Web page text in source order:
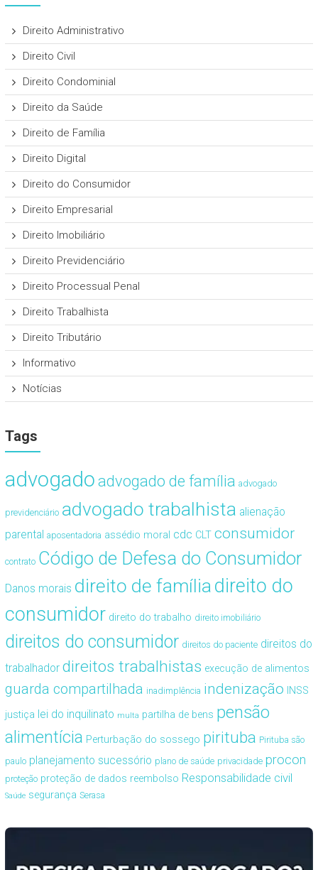
Direito Administrativo
Direito Civil
Direito Condominial
Direito da Saúde
Direito de Família
Direito Digital
Direito do Consumidor
Direito Empresarial
Direito Imobiliário
Direito Previdenciário
Direito Processual Penal
Direito Trabalhista
Direito Tributário
Informativo
Notícias
Tags
advogado advogado de família advogado
previdenciário advogado trabalhista alienação
parental aposentadoria assédio moral cdc CLT consumidor
contrato Código de Defesa do Consumidor
Danos morais direito de famíliadireito do
consumidor direito do trabalho direito imobiliário
direitos do consumidor direitos do paciente direitos do
trabalhador direitos trabalhistas execução de alimentos
guarda compartilhada inadimplência indenização INSS
justiça lei do inquilinato multa partilha de bens pensão
alimentícia Perturbação do sossego pirituba Pirituba são
paulo planejamento sucessório plano de saúde privacidade procon
proteção proteção de dados reembolso Responsabilidade civil
Saúde segurança Serasa